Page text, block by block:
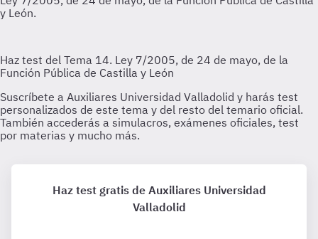
Haz test gratis de Auxiliares Universidad
Valladolid